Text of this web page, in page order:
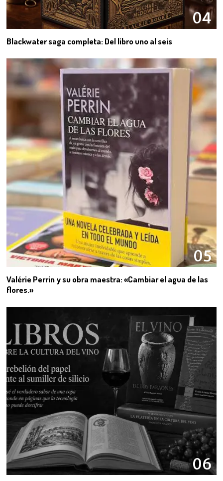
04
Blackwater saga completa: Del libro uno al seis
05
Valérie Perrin y su obra maestra: «Cambiar el agua de las
flores.»
06